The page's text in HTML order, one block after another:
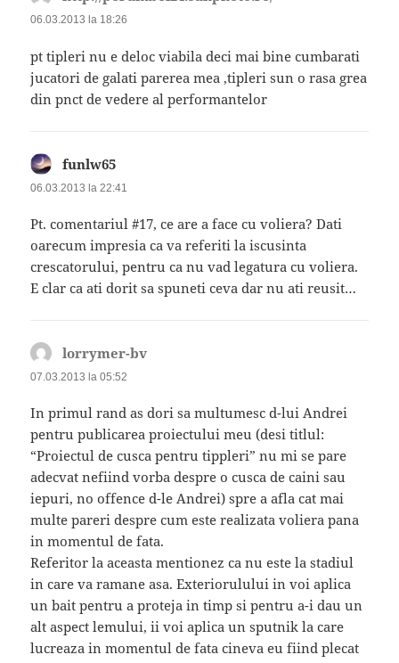
06.03.2013 la 18:26
pt tipleri nu e deloc viabila deci mai bine cumbarati
jucatori de galati parerea mea ,tipleri sun o rasa grea
din pnct de vedere al performantelor
funlw65
06.03.2013 la 22:41
Pt. comentariul #17, ce are a face cu voliera? Dati
oarecum impresia ca va referiti la iscusinta
crescatorului, pentru ca nu vad legatura cu voliera.
E clar ca ati dorit sa spuneti ceva dar nu ati reusit…
lorrymer-bv
07.03.2013 la 05:52
In primul rand as dori sa multumesc d-lui Andrei
pentru publicarea proiectului meu (desi titlul:
“Proiectul de cusca pentru tippleri” nu mi se pare
adecvat nefiind vorba despre o cusca de caini sau
iepuri, no offence d-le Andrei) spre a afla cat mai
multe pareri despre cum este realizata voliera pana
in momentul de fata.
Referitor la aceasta mentionez ca nu este la stadiul
in care va ramane asa. Exteriorulului in voi aplica
un bait pentru a proteja in timp si pentru a-i dau un
alt aspect lemului, ii voi aplica un sputnik la care
lucreaza in momentul de fata cineva eu fiind plecat